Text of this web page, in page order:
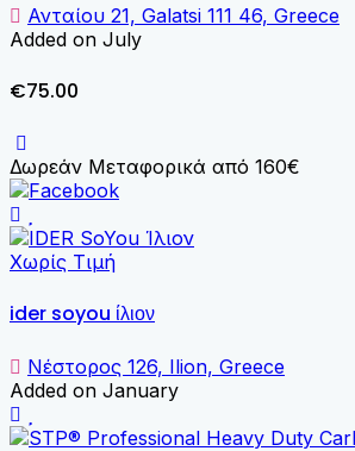
Ανταίου 21, Galatsi 111 46, Greece
Added on July
€75.00
Δωρεάν Μεταφορικά από 160€
Χωρίς Τιμή
ider soyou ίλιον
Νέστορος 126, Ilion, Greece
Added on January